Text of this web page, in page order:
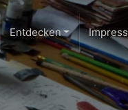
Entdecken